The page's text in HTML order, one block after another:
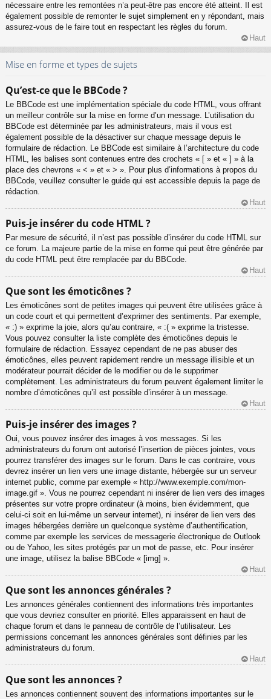
nécessaire entre les remontées n’a peut-être pas encore été atteint. Il est
également possible de remonter le sujet simplement en y répondant, mais
assurez-vous de le faire tout en respectant les règles du forum.
Haut
Mise en forme et types de sujets
Qu’est-ce que le BBCode ?
Le BBCode est une implémentation spéciale du code HTML, vous offrant
un meilleur contrôle sur la mise en forme d’un message. L’utilisation du
BBCode est déterminée par les administrateurs, mais il vous est
également possible de la désactiver sur chaque message depuis le
formulaire de rédaction. Le BBCode est similaire à l’architecture du code
HTML, les balises sont contenues entre des crochets « [ » et « ] » à la
place des chevrons « < » et « > ». Pour plus d’informations à propos du
BBCode, veuillez consulter le guide qui est accessible depuis la page de
rédaction.
Haut
Puis-je insérer du code HTML ?
Par mesure de sécurité, il n’est pas possible d’insérer du code HTML sur
ce forum. La majeure partie de la mise en forme qui peut être générée par
du code HTML peut être remplacée par du BBCode.
Haut
Que sont les émoticônes ?
Les émoticônes sont de petites images qui peuvent être utilisées grâce à
un code court et qui permettent d’exprimer des sentiments. Par exemple,
« :) » exprime la joie, alors qu’au contraire, « :( » exprime la tristesse.
Vous pouvez consulter la liste complète des émoticônes depuis le
formulaire de rédaction. Essayez cependant de ne pas abuser des
émoticônes, elles peuvent rapidement rendre un message illisible et un
modérateur pourrait décider de le modifier ou de le supprimer
complètement. Les administrateurs du forum peuvent également limiter le
nombre d’émoticônes qu’il est possible d’insérer à un message.
Haut
Puis-je insérer des images ?
Oui, vous pouvez insérer des images à vos messages. Si les
administrateurs du forum ont autorisé l’insertion de pièces jointes, vous
pourrez transférer des images sur le forum. Dans le cas contraire, vous
devrez insérer un lien vers une image distante, hébergée sur un serveur
internet public, comme par exemple « http://www.exemple.com/mon-
image.gif ». Vous ne pourrez cependant ni insérer de lien vers des images
présentes sur votre propre ordinateur (à moins, bien évidemment, que
celui-ci soit en lui-même un serveur internet), ni insérer de lien vers des
images hébergées derrière un quelconque système d’authentification,
comme par exemple les services de messagerie électronique de Outlook
ou de Yahoo, les sites protégés par un mot de passe, etc. Pour insérer
une image, utilisez la balise BBCode « [img] ».
Haut
Que sont les annonces générales ?
Les annonces générales contiennent des informations très importantes
que vous devriez consulter en priorité. Elles apparaissent en haut de
chaque forum et dans le panneau de contrôle de l’utilisateur. Les
permissions concernant les annonces générales sont définies par les
administrateurs du forum.
Haut
Que sont les annonces ?
Les annonces contiennent souvent des informations importantes sur le